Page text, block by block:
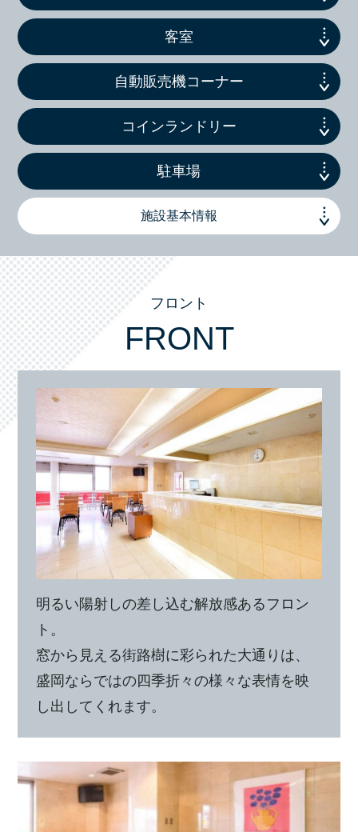
客室
自動販売機コーナー
コインランドリー
駐車場
施設基本情報
フロント
FRONT
明るい陽射しの差し込む解放感あるフロン
ト。
窓から見える街路樹に彩られた大通りは、
盛岡ならではの四季折々の様々な表情を映
し出してくれます。